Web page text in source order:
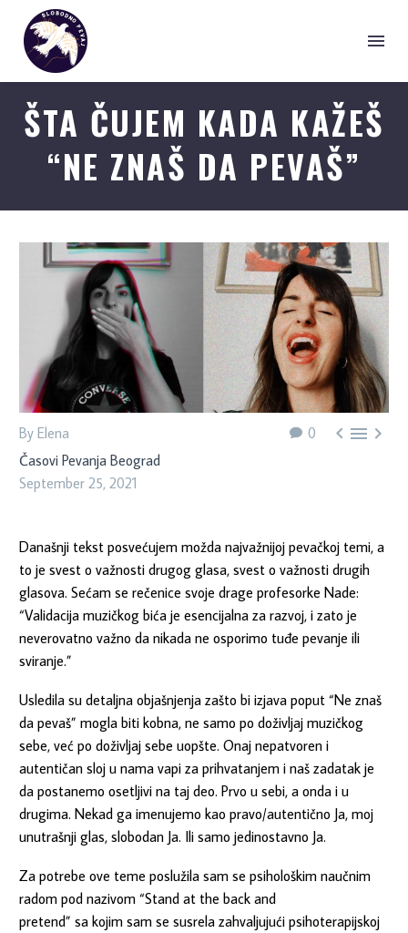
ŠTA ČUJEM KADA KAŽEŠ
“NE ZNAŠ DA PEVAŠ”
0   
By Elena
Časovi Pevanja Beograd
September 25, 2021
Današnji tekst posvećujem možda najvažnijoj pevačkoj temi, a
to je svest o važnosti drugog glasa, svest o važnosti drugih
glasova. Sećam se rečenice svoje drage profesorke Nade:
“Validacija muzičkog bića je esencijalna za razvoj, i zato je
neverovatno važno da nikada ne osporimo tuđe pevanje ili
sviranje.”
Usledila su detaljna objašnjenja zašto bi izjava poput “Ne znaš
da pevaš” mogla biti kobna, ne samo po doživljaj muzičkog
sebe, već po doživljaj sebe uopšte. Onaj nepatvoren i
autentičan sloj u nama vapi za prihvatanjem i naš zadatak je
da postanemo osetljivi na taj deo. Prvo u sebi, a onda i u
drugima. Nekad ga imenujemo kao pravo/autentično Ja, moj
unutrašnji glas, slobodan Ja. Ili samo jedinostavno Ja.
Za potrebe ove teme poslužila sam se psihološkim naučnim
radom pod nazivom “Stand at the back and
pretend” sa kojim sam se susrela zahvaljujući psihoterapijskoj